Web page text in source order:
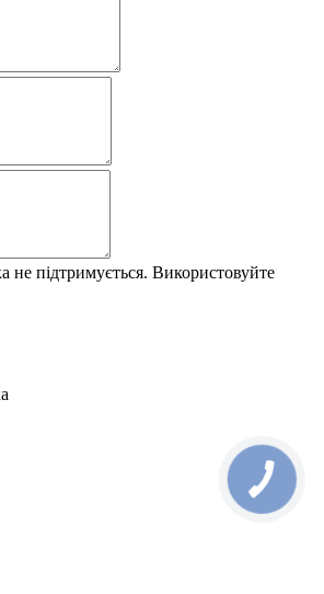
не підтримується. Використовуйте